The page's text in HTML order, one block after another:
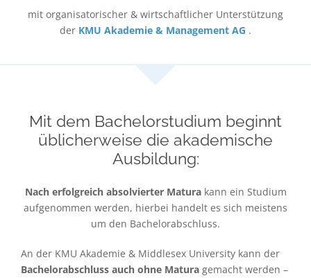
mit organisatorischer & wirtschaftlicher Unterstützung
der KMU Akademie & Management AG .
Mit dem Bachelorstudium beginnt
üblicherweise die akademische
Ausbildung:
Nach erfolgreich absolvierter Maturakann ein Studium
aufgenommen werden, hierbei handelt es sich meistens
um den Bachelorabschluss.
An der KMU Akademie & Middlesex University kann der
Bachelorabschluss auch ohne Matura gemacht werden –